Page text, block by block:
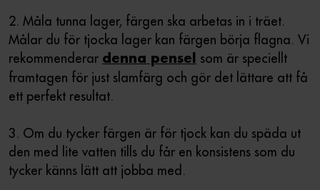
2. Måla tunna lager, färgen ska arbetas in i träet.
Målar du för tjocka lager kan färgen börja flagna. Vi
rekommenderar denna pensel som är speciellt
framtagen för just slamfärg och gör det lättare att få
ett perfekt resultat.
3. Om du tycker färgen är för tjock kan du späda ut
den med lite vatten tills du får en konsistens som du
tycker känns lätt att jobba med.